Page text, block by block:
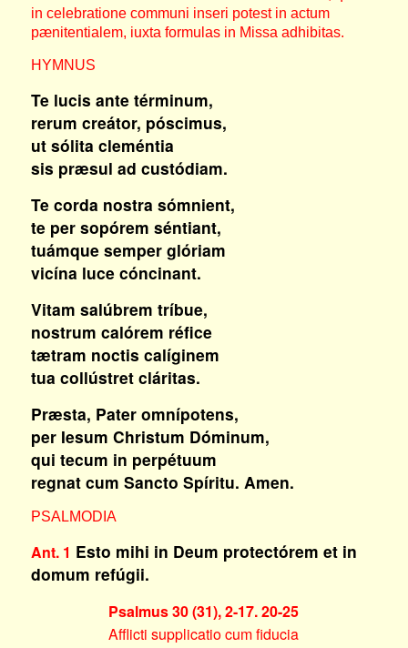
in celebratione communi inseri potest in actum
pænitentialem, iuxta formulas in Missa adhibitas.
HYMNUS
Te lucis ante términum,
rerum creátor, póscimus,
ut sólita cleméntia
sis præsul ad custódiam.
Te corda nostra sómnient,
te per sopórem séntiant,
tuámque semper glóriam
vicína luce cóncinant.
Vitam salúbrem tríbue,
nostrum calórem réfice
tætram noctis calíginem
tua collústret cláritas.
Præsta, Pater omnípotens,
per Iesum Christum Dóminum,
qui tecum in perpétuum
regnat cum Sancto Spíritu. Amen.
PSALMODIA
Ant. 1 Esto mihi in Deum protectórem et in
domum refúgii.
Psalmus 30 (31), 2-17. 20-25
Afflicti supplicatio cum fiducia